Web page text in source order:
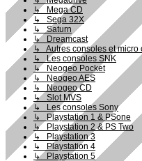
↳ Mega CD
↳ Sega 32X
↳ Saturn
↳ Dreamcast
↳ Autres consoles et micro
↳ Les consoles SNK
↳ Neogeo Pocket
↳ Neogeo AES
↳ Neogeo CD
↳ Slot MVS
↳ Les consoles Sony
↳ Playstation 1 & PSone
↳ Playstation 2 & PS Two
↳ Playstation 3
↳ Playstation 4
↳ Playstation 5